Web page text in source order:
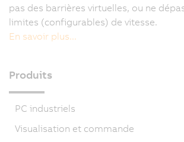
pas des barrières virtuelles, ou ne
limites (configurables) de vitesse.
En savoir plus...
Produits
PC industriels
Visualisation et commande